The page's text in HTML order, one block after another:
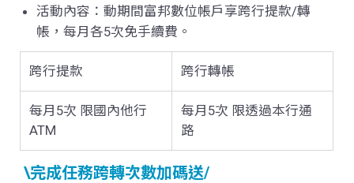
活動內容：動期間富邦數位帳戶享跨行提款/轉
帳，每月各5次免手續費 。
跨行提款 跨行轉帳
每月 5次 限國內他行
ATM
每月5次 限透過本行通
路
\完成任務跨轉次數加碼送/